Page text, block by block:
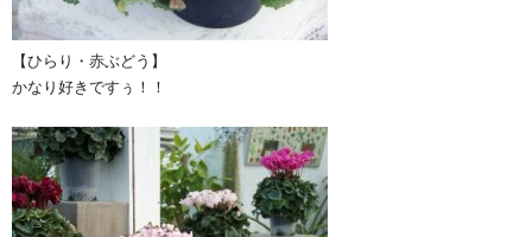
【ひらり・赤ぶどう】
かなり好きですぅ！！